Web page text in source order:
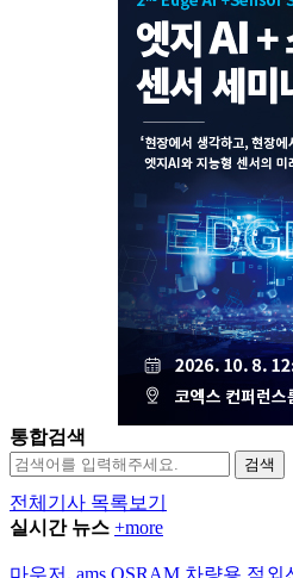
통합검색
검색
전체기사 목록보기
실시간 뉴스 +more
마우저, ams OSRAM 차량용 적외